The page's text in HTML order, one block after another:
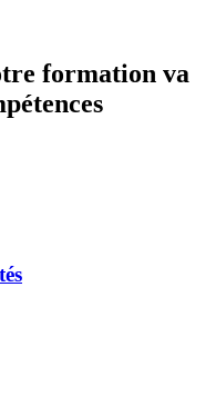
formation va